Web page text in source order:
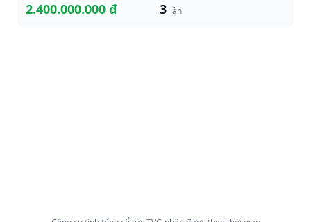
2.400.000.000 đ 3 lần